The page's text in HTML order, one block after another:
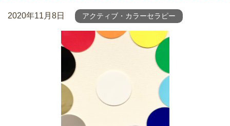
2020年11月8日 アクティブ・カラーセラピー